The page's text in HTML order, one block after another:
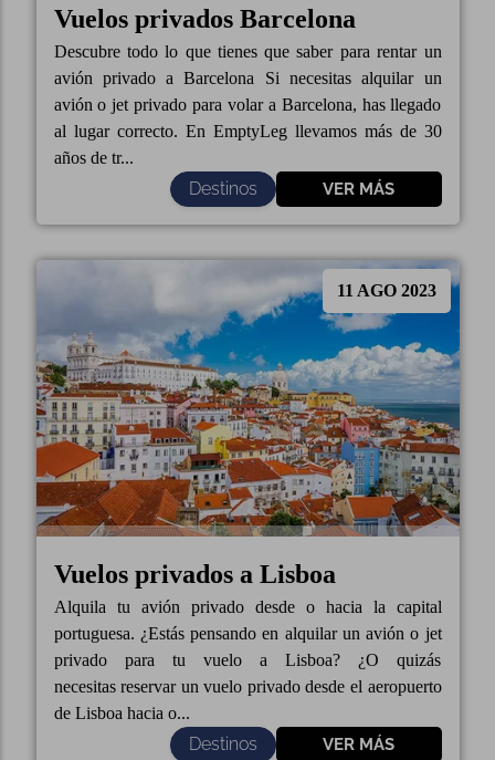
Vuelos privados Barcelona
Descubre todo lo que tienes que saber para rentar un
avión privado a Barcelona Si necesitas alquilar un
avión o jet privado para volar a Barcelona, has llegado
al lugar correcto. En EmptyLeg llevamos más de 30
años de tr...
Destinos VER MÁS
11 AGO 2023
Vuelos privados a Lisboa
Alquila tu avión privado desde o hacia la capital
portuguesa. ¿Estás pensando en alquilar un avión o jet
privado para tu vuelo a Lisboa? ¿O quizás
necesitas reservar un vuelo privado desde el aeropuerto
de Lisboa hacia o...
Destinos VER MÁS